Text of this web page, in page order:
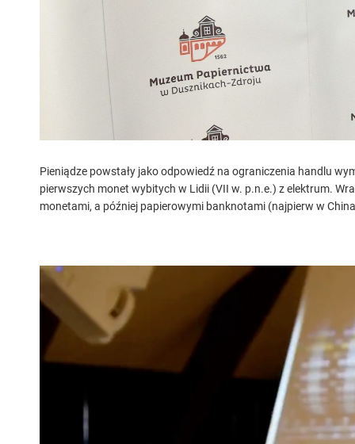
Pieniądze powstały jako odpowiedź na ograniczenia handlu
pierwszych monet wybitych w Lidii (VII w. p.n.e.) z elektrum.
monetami, a później papierowymi banknotami (najpierw w
O
t